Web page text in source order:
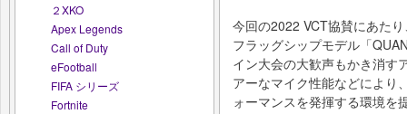
２XKO
Apex Legends
Call of Duty
eFootball
FIFA シリーズ
Fortnite
今回の2022 VCT協賛にあた
フラッグシップモデル「
イン大会の大歓声もかき消す
アーなマイク性能などにより
ォーマンスを発揮する環境を